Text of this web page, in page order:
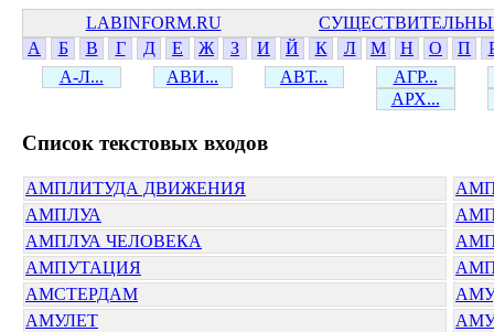
LABINFORM.RU
А
Б В Г Д Е Ж З И Й К Л М Н О П
А-Л...
АВИ... АВТ...
АГР...
АРХ...
Cписок текстовых входов
АМПЛИТУДА ДВИЖЕНИЯ
АМПЛУА
АМПЛУА ЧЕЛОВЕКА
АМПУТАЦИЯ
АМСТЕРДАМ
АМУЛЕТ